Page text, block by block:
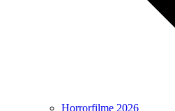
Horrorfilme 2026